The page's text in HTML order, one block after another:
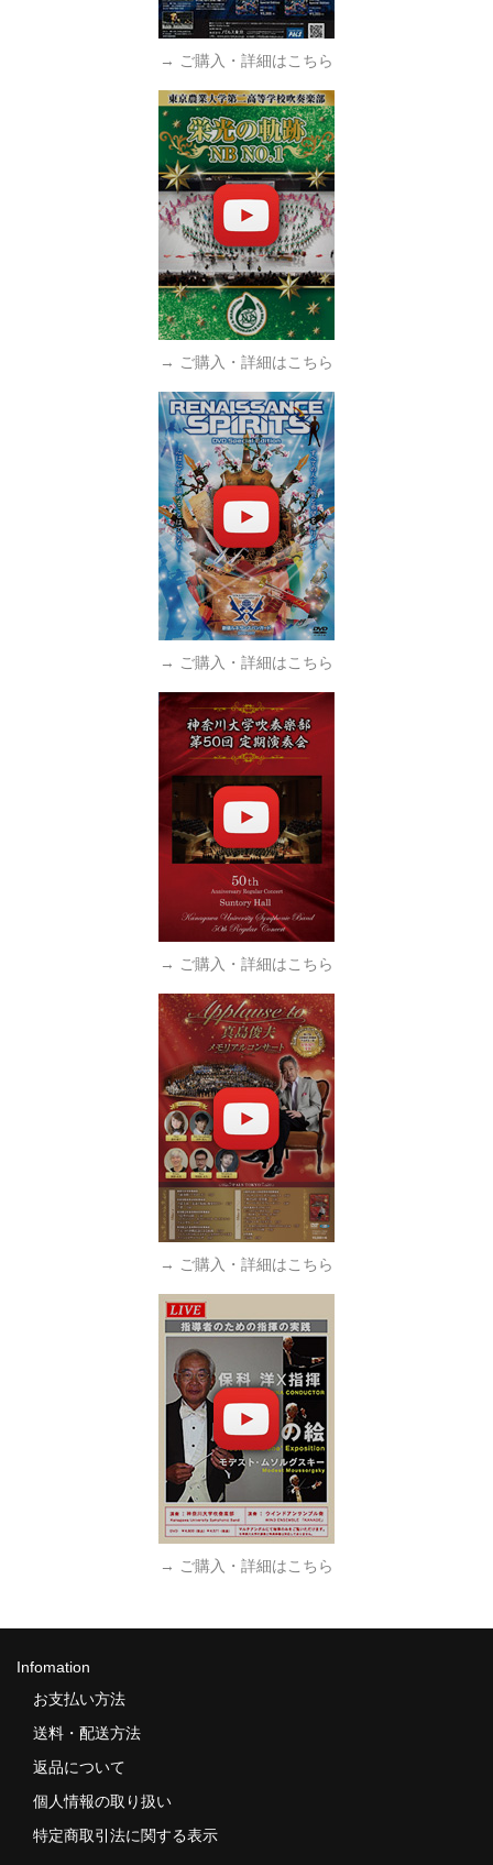
→ ご購入・詳細はこちら
→ ご購入・詳細はこちら
→ ご購入・詳細はこちら
→ ご購入・詳細はこちら
→ ご購入・詳細はこちら
→ ご購入・詳細はこちら
Infomation
お支払い方法
送料・配送方法
返品について
個人情報の取り扱い
特定商取引法に関する表示